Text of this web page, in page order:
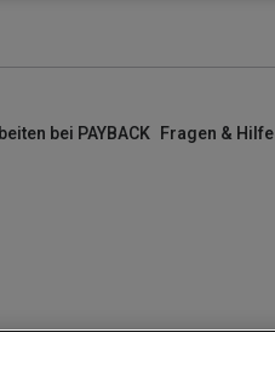
bei PAYBACK Fragen & Hilfe